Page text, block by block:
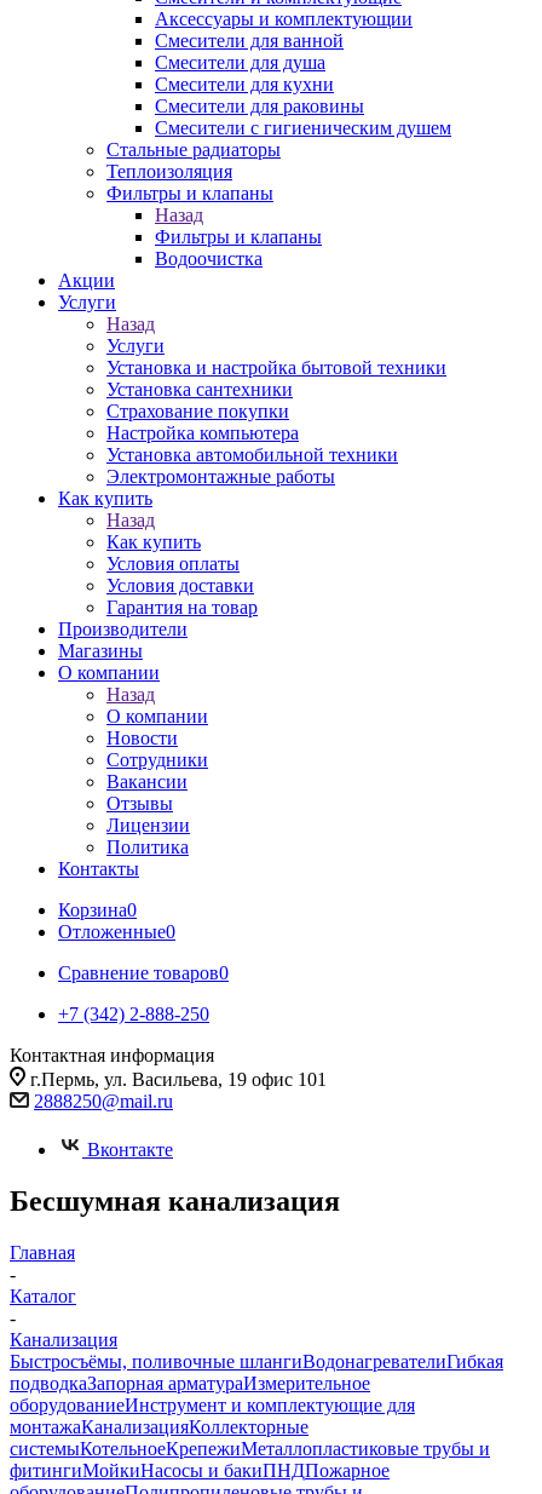
Аксессуары и комплектующии
Смесители для ванной
Смесители для душа
Смесители для кухни
Смесители для раковины
Смесители с гигиеническим душем
Стальные радиаторы
Теплоизоляция
Фильтры и клапаны
Назад
Фильтры и клапаны
Водоочистка
Акции
Услуги
Назад
Услуги
Установка и настройка бытовой техники
Установка сантехники
Страхование покупки
Настройка компьютера
Установка автомобильной техники
Электромонтажные работы
Как купить
Назад
Как купить
Условия оплаты
Условия доставки
Гарантия на товар
Производители
Магазины
О компании
Назад
О компании
Новости
Сотрудники
Вакансии
Отзывы
Лицензии
Политика
Контакты
Корзина0
Отложенные0
Сравнение товаров0
+7 (342) 2-888-250
Контактная информация
г.Пермь, ул. Васильева, 19 офис 101
2888250@mail.ru
Вконтакте
Бесшумная канализация
Главная
-
Каталог
-
Канализация
Быстросъёмы, поливочные шлангиВодонагревателиГибкая
подводкаЗапорная арматураИзмерительное
оборудованиеИнструмент и комплектующие для
монтажаКанализацияКоллекторные
системыКотельноеКрепежиМеталлопластиковые трубы и
фитингиМойкиНасосы и бакиПНДПожарное